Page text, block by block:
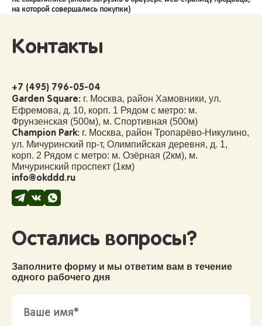
на которой совершались покупки)
Контакты
+7 (495) 796-05-04
Garden Square: г. Москва, район Хамовники, ул.
Ефремова, д. 10, корп. 1 Рядом с метро: м.
Фрунзенская (500м), м. Спортивная (500м)
Champion Park: г. Москва, район Тропарёво-Никулино,
ул. Мичуринский пр-т, Олимпийская деревня, д. 1,
корп. 2 Рядом с метро: м. Озёрная (2км), м.
Мичуринский проспект (1км)
info@okddd.ru
Остались вопросы?
Заполните форму и мы ответим вам в течение
одного рабочего дня